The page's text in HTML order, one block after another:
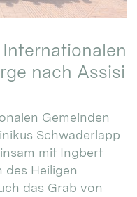
nach Assisi
Gemeinden
Schwaderlapp
mit Ingbert
des Heiligen
das Grab von